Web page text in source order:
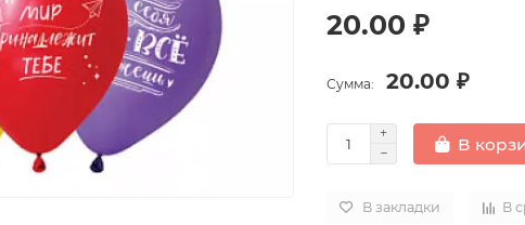
20.00 ₽
Сумма: 20.00 ₽
В
В закладки В